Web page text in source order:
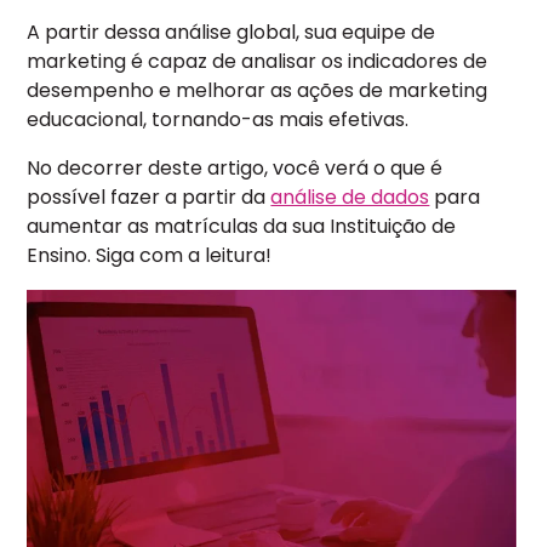
A partir dessa análise global, sua equipe de
marketing é capaz de analisar os indicadores de
desempenho e melhorar as ações de marketing
educacional, tornando-as mais efetivas.
No decorrer deste artigo, você verá o que é
possível fazer a partir daanálise de dados para
aumentar as matrículas da sua Instituição de
Ensino. Siga com a leitura!